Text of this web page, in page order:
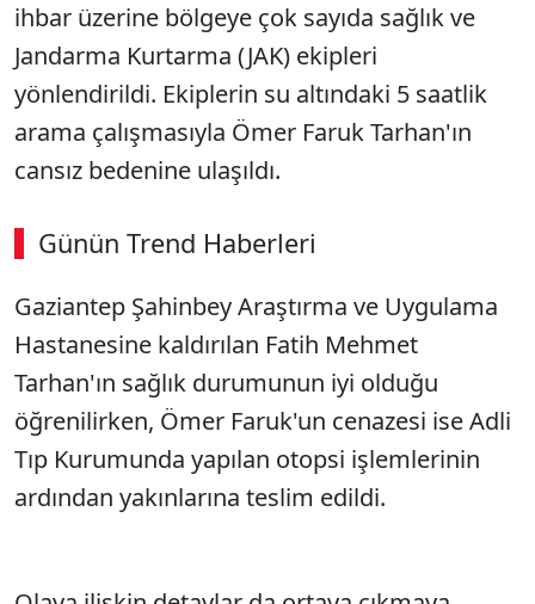
ihbar üzerine bölgeye çok sayıda sağlık ve
Jandarma Kurtarma (JAK) ekipleri
yönlendirildi. Ekiplerin su altındaki 5 saatlik
arama çalışmasıyla Ömer Faruk Tarhan'ın
cansız bedenine ulaşıldı.
Günün Trend Haberleri
Gaziantep Şahinbey Araştırma ve Uygulama
Hastanesine kaldırılan Fatih Mehmet
Tarhan'ın sağlık durumunun iyi olduğu
öğrenilirken, Ömer Faruk'un cenazesi ise Adli
Tıp Kurumunda yapılan otopsi işlemlerinin
ardından yakınlarına teslim edildi.